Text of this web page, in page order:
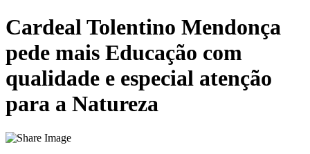
Cardeal Tolentino Mendonça
pede mais Educação com
qualidade e especial atenção
para a Natureza